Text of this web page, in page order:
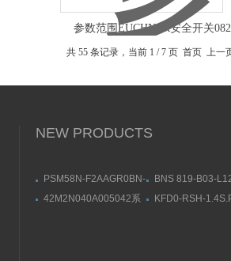
参数范围EUCHNER安全开关
共 55 条记录，当前 1 / 7 页 首页 上
NEW PRODUCTS
PSM58N-F2AAGR0BN-
结构简单
BNS 819-B03-
关安装使用方法
42M2N040A005042系
KFD0-RSH-